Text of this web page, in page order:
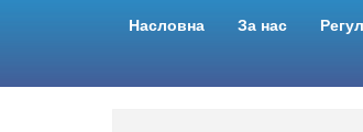
Насловна За нас